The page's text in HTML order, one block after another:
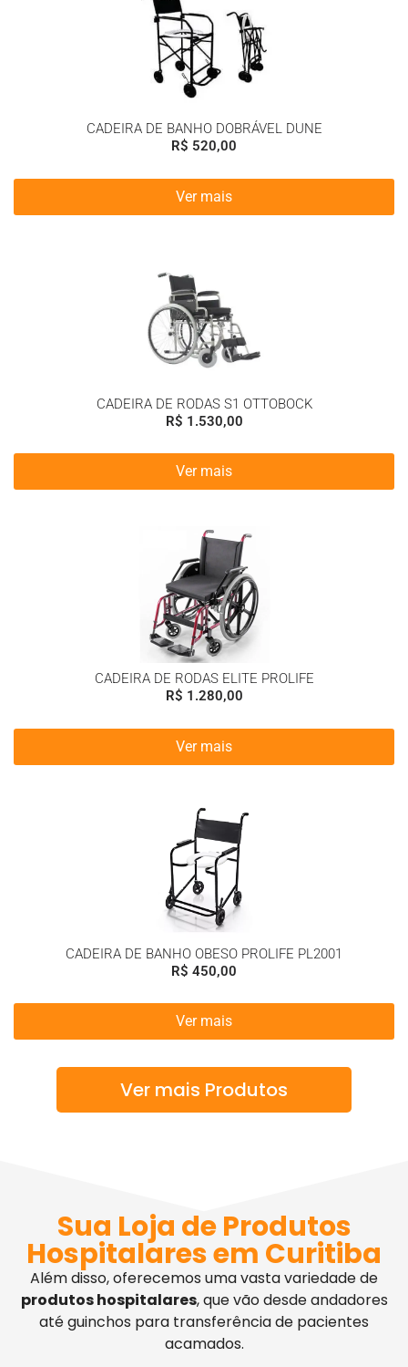
CADEIRA DE BANHO DOBRÁVEL DUNE
R$ 520,00
Ver mais
CADEIRA DE RODAS S1 OTTOBOCK
R$ 1.530,00
Ver mais
CADEIRA DE RODAS ELITE PROLIFE
R$ 1.280,00
Ver mais
CADEIRA DE BANHO OBESO PROLIFE PL2001
R$ 450,00
Ver mais
Ver mais Produtos
Sua Loja de Produtos
Hospitalares em Curitiba
Além disso, oferecemos uma vasta variedade de
produtos hospitalares, que vão desde andadores
até guinchos para transferência de pacientes
acamados.